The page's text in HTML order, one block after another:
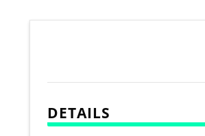
DETAILS